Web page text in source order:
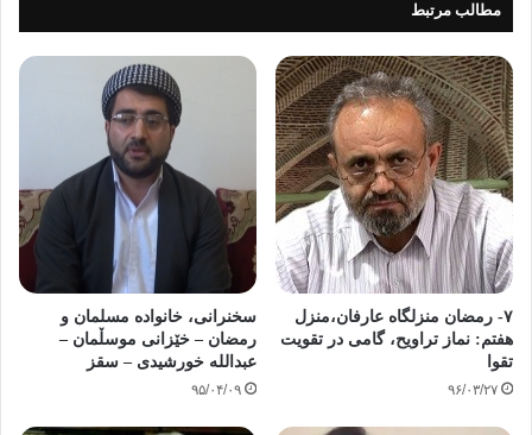
4 ـ خدایت را شکر گزار باش که این همه نعمت را بر تو ارزانی داشته ، و از اسراف و
ضایع نمودن نعمتهای الهی پرهیز کن .
5 ـ این ماهِ عبادت و بندگی خدا است پس در خواب اسراف مکن .
6 ـ این ماه را فرصت و غنیمتی بشمار تا عادات بدت را ترک نمائی .
7 ـ اگر به کسانی ظلم نموده ای تلاش کن ، تا مظلمه را به آنان ردّ کنی و یا از آنان
حلالیّت بطلب .
مطالب مرتبط
۷- رمضان منزلگاه عارفان،منزل
هفتم: نماز تراویح، گامی در تقویت
تقوا
۹۶/۰۳/۲۷
سخنرانی، خانواده مسلمان و
رمضان – خێزانی موسڵمان –
عبدالله خورشیدی – سقز
۹۵/۰۴/۰۹